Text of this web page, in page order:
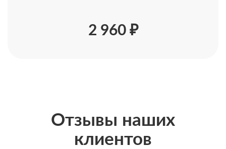
2 960 ₽
Отзывы наших
клиентов